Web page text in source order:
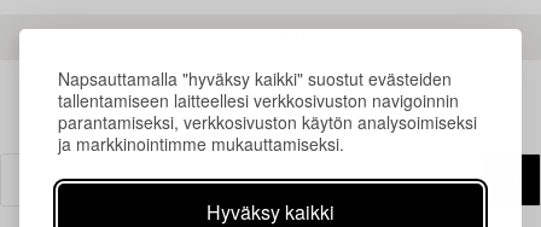
Napsauttamalla "hyväksy kaikki" suostut evästeiden
tallentamiseen laitteellesi verkkosivuston navigoinnin
parantamiseksi, verkkosivuston käytön analysoimiseksi
ja markkinointimme mukauttamiseksi.
Hyväksy kaikki